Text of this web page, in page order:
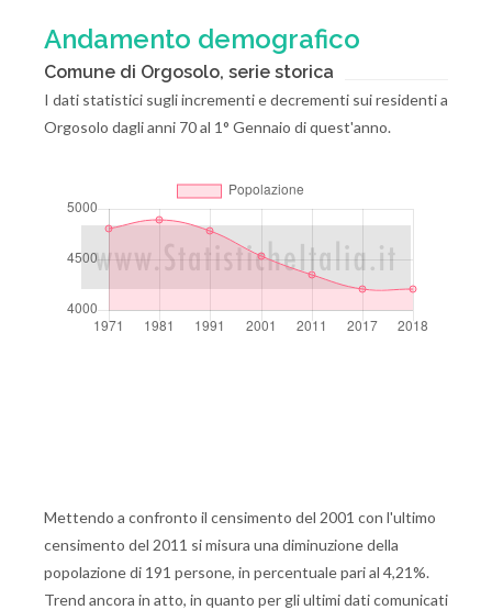
Andamento demografico
Comune di Orgosolo, serie storica
I dati statistici sugli incrementi e decrementi sui residenti a
Orgosolo dagli anni 70 al 1° Gennaio di quest'anno.
Mettendo a confronto il censimento del 2001 con l'ultimo
censimento del 2011 si misura una diminuzione della
popolazione di 191 persone, in percentuale pari al 4,21%.
Trend ancora in atto, in quanto per gli ultimi dati comunicati